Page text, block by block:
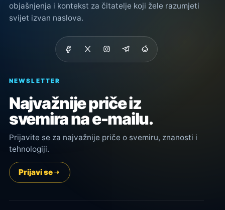
objašnjenja i kontekst za čitatelje koji žele razumjeti
svijet izvan naslova.
NEWSLETTER
Najvažnije priče iz
svemira na e-mailu.
Prijavite se za najvažnije priče o svemiru, znanosti i
tehnologiji.
Prijavi se